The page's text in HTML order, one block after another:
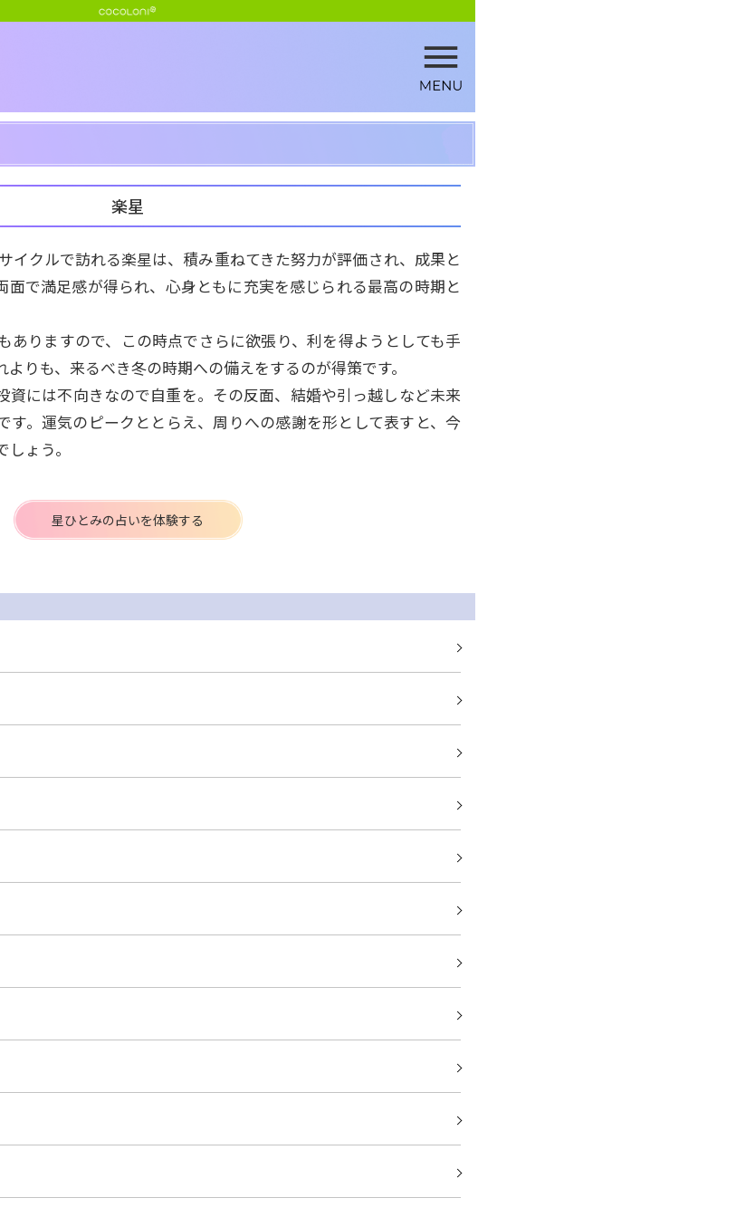
楽星
イクルで訪れる楽星は、積み重ねてきた努力が評価され、成果と
面で満足感が得られ、心身ともに充実を感じられる最高の時期と
ありますので、この時点でさらに欲張り、利を得ようとしても手
りも、来るべき冬の時期への備えをするのが得策です。
資には不向きなので自重を。その反面、結婚や引っ越しなど未来
す。運気のピークととらえ、周りへの感謝を形として表すと、今
ょう。
星ひとみの占いを体験する